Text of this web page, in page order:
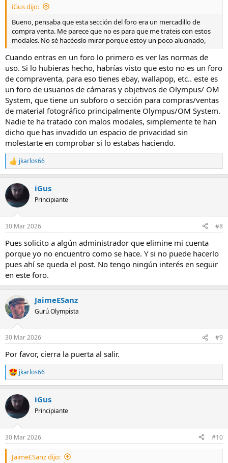
iGus dijo:
Bueno, pensaba que esta sección del foro era un mercadillo de
compra venta. Me parece que no es para que me trateis con estos
modales. No sé hacéoslo mirar porque estoy un poco alucinado,
Cuando entras en un foro lo primero es ver las normas de
uso. Si lo hubieras hecho, habrías visto que esto no es un foro
de compraventa, para eso tienes ebay, wallapop, etc.. este es
un foro de usuarios de cámaras y objetivos de Olympus/ OM
System, que tiene un subforo o sección para compras/ventas
de material fotográfico principalmente Olympus/OM System.
Nadie te ha tratado con malos modales, simplemente te han
dicho que has invadido un espacio de privacidad sin
molestarte en comprobar si lo estabas haciendo.
R
e
c
i
e
:
jkarlos66
iGus
Principiante
30 Mar 2026 #8
Pues solicito a algún administrador que elimine mi cuenta
porque yo no encuentro como se hace. Y si no puede hacerlo
pues ahí se queda el post. No tengo ningún interés en seguir
en este foro.
JaimeESanz
Gurú Olympista
30 Mar 2026 #9
Por favor, cierra la puerta al salir.
R
e
c
i
e
s
jkarlos66
iGus
Principiante
30 Mar 2026 #10
JaimeESanz dijo: